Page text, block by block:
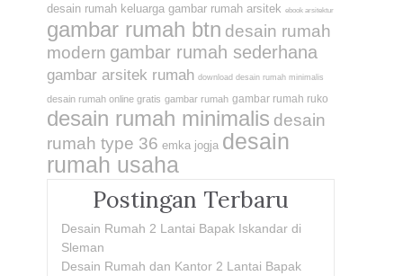
desain rumah keluarga gambar rumah arsitek ebook arsitektur
gambar rumah btn desain rumah
modern gambar rumah sederhana
gambar arsitek rumah download desain rumah minimalis
desain rumah online gratis gambar rumah gambar rumah ruko
desain rumah minimalis desain
rumah type 36 emka jogja desain
rumah usaha
Postingan Terbaru
Desain Rumah 2 Lantai Bapak Iskandar di
Sleman
Desain Rumah dan Kantor 2 Lantai Bapak